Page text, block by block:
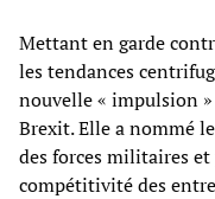
Mettant en garde
les tendances
nouvelle « impulsion
Brexit. Elle a nommé
des forces militaires
compétitivité des